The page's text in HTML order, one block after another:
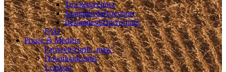
Trockenrechner
Saatgutbedarfsrechner
Bestandesdichterechner
FAQ
Presse & Medien
Fachzeitschrift „mais“
Downloadcenter
Lexikon